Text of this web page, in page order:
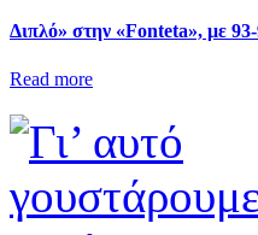
Διπλό» στην «Fonteta», με
Read more